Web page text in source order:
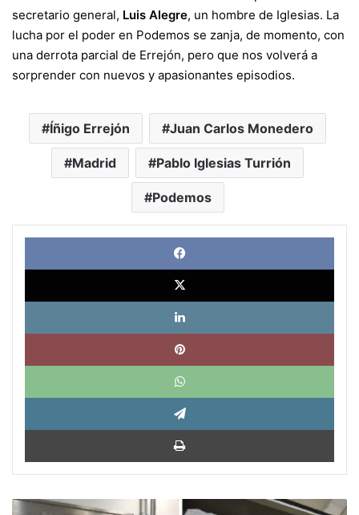
secretario general, Luis Alegre, un hombre de Iglesias. La
lucha por el poder en Podemos se zanja, de momento, con
una derrota parcial de Errejón, pero que nos volverá a
sorprender con nuevos y apasionantes episodios.
Íñigo Errejón Juan Carlos Monedero
Madrid Pablo Iglesias Turrión
Podemos
X
El